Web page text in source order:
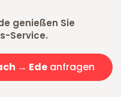
genießen Sie
Service.
→ Ede anfragen